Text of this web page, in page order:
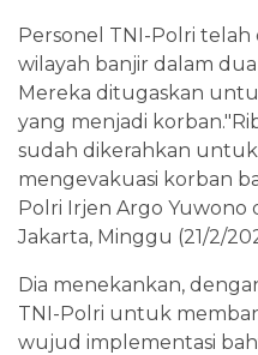
Personel TNI-Polri
wilayah banjir dalam
Mereka ditugaskan
yang menjadi
sudah dikerahkan
mengevakuasi korban
Polri Irjen Argo Yuwono
Jakarta, Minggu (21/2/
Dia menekankan,
TNI-Polri untuk
wujud implementasi